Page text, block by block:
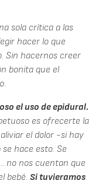
sola crítica a las
hacer lo que
Sin hacernos creer
bonita que el
el uso de epidural.
es ofrecerte la
el dolor -si hay
hace esto. Se
no nos cuentan que
bebé. Si tuvieramos